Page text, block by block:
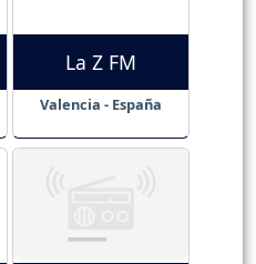
La Z FM
Valencia - España